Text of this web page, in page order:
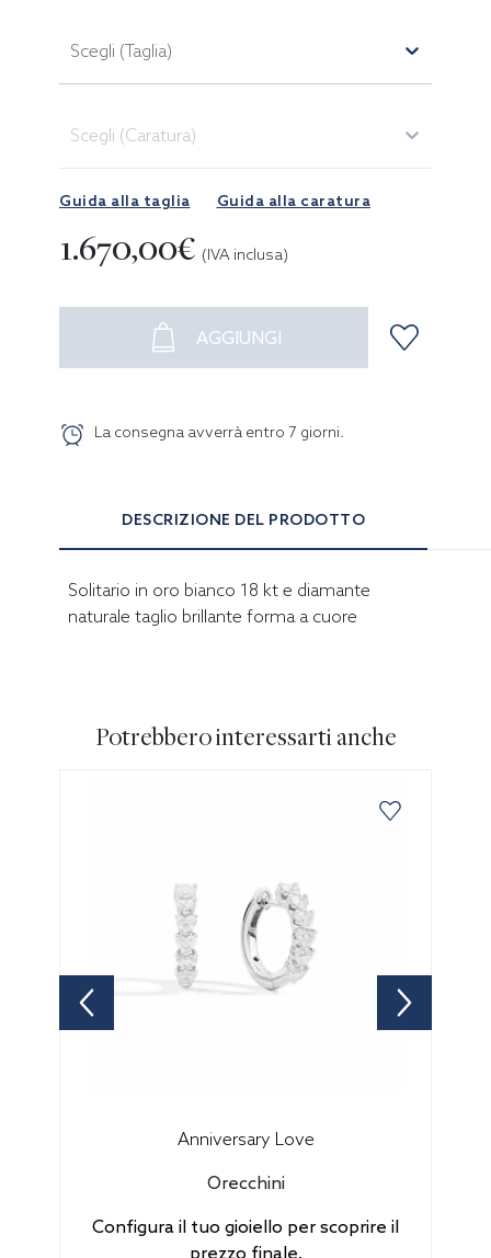
Scegli (Taglia)
Scegli (Caratura)
Guida alla taglia Guida alla caratura
1.670,00€ (IVA inclusa)
AGGIUNGI
La consegna avverrà entro 7 giorni.
DESCRIZIONE DEL PRODOTTO
Solitario in oro bianco 18 kt e diamante
naturale taglio brillante forma a cuore
Potrebbero interessarti anche
Anniversary Love
Orecchini
Configura il tuo gioiello per scoprire il
prezzo finale.